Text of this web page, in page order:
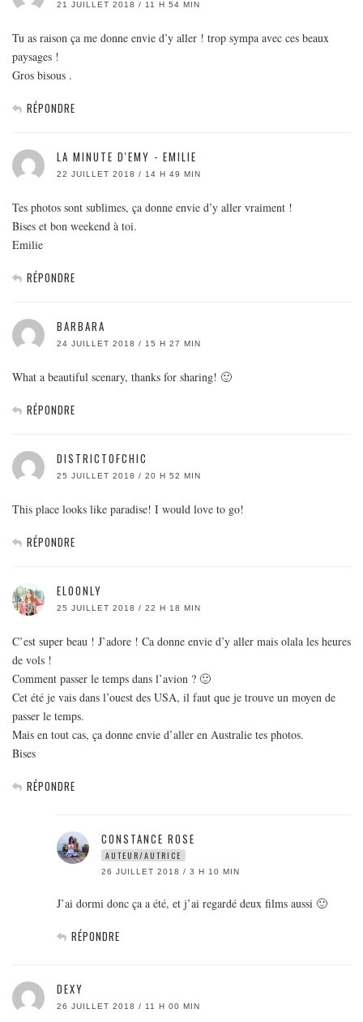
21 JUILLET 2018 / 11 H 54 MIN
Tu as raison ça me donne envie d’y aller ! trop sympa avec ces beaux
paysages !
Gros bisous .
RÉPONDRE
LA MINUTE D'EMY - EMILIE
22 JUILLET 2018 / 14 H 49 MIN
Tes photos sont sublimes, ça donne envie d’y aller vraiment !
Bises et bon weekend à toi.
Emilie
RÉPONDRE
BARBARA
24 JUILLET 2018 / 15 H 27 MIN
What a beautiful scenary, thanks for sharing! 🙂
RÉPONDRE
DISTRICTOFCHIC
25 JUILLET 2018 / 20 H 52 MIN
This place looks like paradise! I would love to go!
RÉPONDRE
ELOONLY
25 JUILLET 2018 / 22 H 18 MIN
C’est super beau ! J’adore ! Ca donne envie d’y aller mais olala les heures
de vols !
Comment passer le temps dans l’avion ? 🙂
Cet été je vais dans l’ouest des USA, il faut que je trouve un moyen de
passer le temps.
Mais en tout cas, ça donne envie d’aller en Australie tes photos.
Bises
RÉPONDRE
CONSTANCE ROSE
AUTEUR/AUTRICE
26 JUILLET 2018 / 3 H 10 MIN
J’ai dormi donc ça a été, et j’ai regardé deux films aussi 🙂
RÉPONDRE
DEXY
26 JUILLET 2018 / 11 H 00 MIN